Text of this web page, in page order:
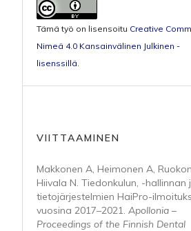
Tämä työ on lisensoitu Creative
Nimeä 4.0 Kansainvälinen Julkinen -
lisenssillä.
VIITTAAMINEN
Makkonen A, Heimonen A,
Hiivala N. Tiedonkulun, -hallinnan
tietojärjestelmien HaiPro-
vuosina 2017–2021. Apollonia –
Proceedings of the Finnish Dental